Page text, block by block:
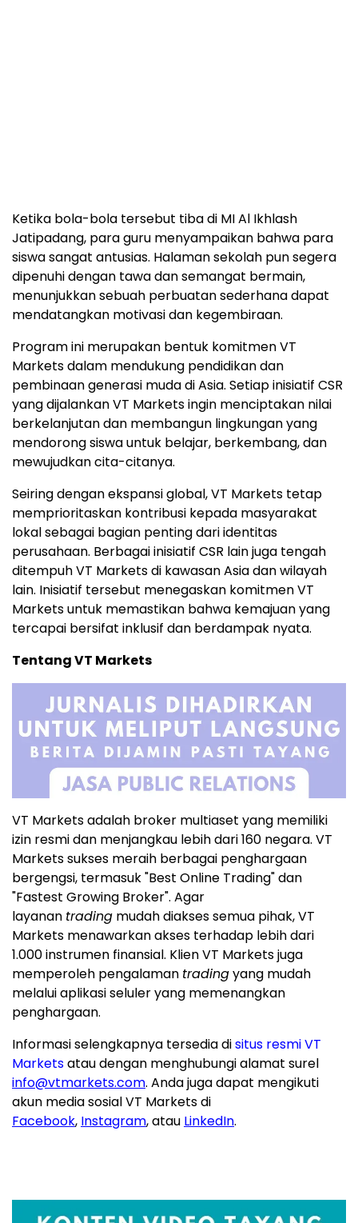
Ketika bola-bola tersebut tiba di MI Al Ikhlash
Jatipadang, para guru menyampaikan bahwa para
siswa sangat antusias. Halaman sekolah pun segera
dipenuhi dengan tawa dan semangat bermain,
menunjukkan sebuah perbuatan sederhana dapat
mendatangkan motivasi dan kegembiraan.
Program ini merupakan bentuk komitmen VT
Markets dalam mendukung pendidikan dan
pembinaan generasi muda diAsia. Setiap inisiatif CSR
yang dijalankan VT Markets ingin menciptakan nilai
berkelanjutan dan membangun lingkungan yang
mendorong siswa untuk belajar, berkembang, dan
mewujudkan cita-citanya.
Seiring dengan ekspansi global, VT Markets tetap
memprioritaskan kontribusi kepada masyarakat
lokal sebagai bagian penting dari identitas
perusahaan. Berbagai inisiatif CSR lain juga tengah
ditempuh VT Markets di kawasanAsiadan wilayah
lain. Inisiatif tersebut menegaskan komitmen VT
Markets untuk memastikan bahwa kemajuan yang
tercapai bersifat inklusif dan berdampak nyata.
Tentang VT Markets
VT Markets adalah broker multiaset yang memiliki
izin resmi dan menjangkau lebih dari 160 negara. VT
Markets sukses meraih berbagai penghargaan
bergengsi, termasuk "Best Online Trading" dan
"Fastest Growing Broker". Agar
layanan trading mudah diakses semua pihak, VT
Markets menawarkan akses terhadap lebih dari
1.000 instrumen finansial. Klien VT Markets juga
memperoleh pengalaman tradingyang mudah
melalui aplikasi seluler yang memenangkan
penghargaan.
Informasi selengkapnya tersedia disitus resmi VT
Marketsatau dengan menghubungi alamat surel
info@vtmarkets.com. Anda juga dapat mengikuti
akun media sosial VT Markets di
Facebook, Instagram, atau LinkedIn.